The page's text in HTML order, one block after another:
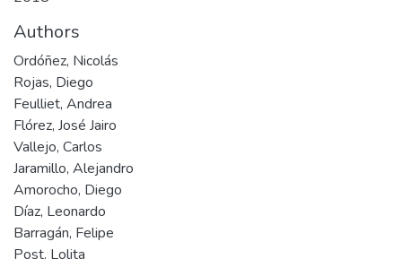
Authors
Ordóñez, Nicolás
Rojas, Diego
Feulliet, Andrea
Flórez, José Jairo
Vallejo, Carlos
Jaramillo, Alejandro
Amorocho, Diego
Díaz, Leonardo
Barragán, Felipe
Post, Lolita